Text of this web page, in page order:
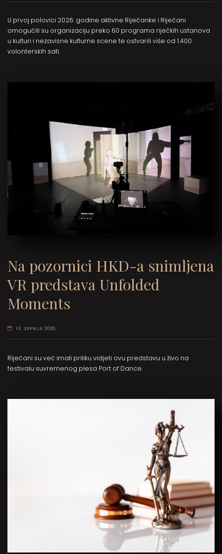
U prvoj polovici 2026. godine aktivne Riječanke i Riječani
omogućili su organizaciju preko 60 programa riječkih ustanova
u kulturi i nezavisne kulturne scene te ostvarili više od 1.400
volonterskih sati.
Na pozornici HKD-a snimljena
VR predstava Unfolded
Moments
13. SRPNJA 2026.
Riječani su već imali priliku vidjeti ovu predstavu u živo na
festivalu suvremenog plesa Port of Dance.